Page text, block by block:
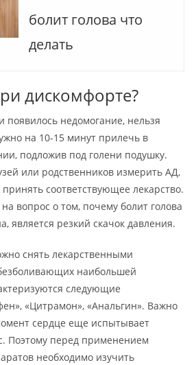
болит голова что
делать
дискомфорте?
появилось недомогание, нельзя
на 10-15 минут прилечь в
подложив под голени подушку.
или родственников измерить АД,
соответствующее лекарство.
вопрос о том, почему болит голова
является резкий скачок давления.
снять лекарственными
наибольшей
следующие
«Цитрамон», «Анальгин». Важно
сердце еще испытывает
Поэтому перед применением
необходимо изучить